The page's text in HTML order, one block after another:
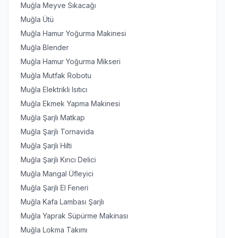
Muğla Meyve Sıkacağı
Muğla Ütü
Muğla Hamur Yoğurma Makinesi
Muğla Blender
Muğla Hamur Yoğurma Mikseri
Muğla Mutfak Robotu
Muğla Elektrikli Isıtıcı
Muğla Ekmek Yapma Makinesi
Muğla Şarjlı Matkap
Muğla Şarjlı Tornavida
Muğla Şarjlı Hilti
Muğla Şarjlı Kırıcı Delici
Muğla Mangal Üfleyici
Muğla Şarjlı El Feneri
Muğla Kafa Lambası Şarjlı
Muğla Yaprak Süpürme Makinası
Muğla Lokma Takımı